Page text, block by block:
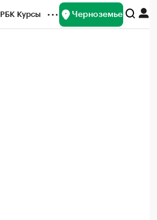
РБК Курсы Черноземье